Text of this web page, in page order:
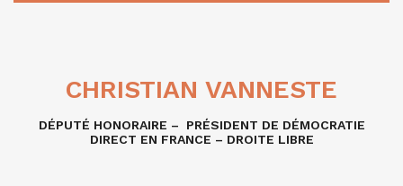
CHRISTIAN VANNESTE
DÉPUTÉ HONORAIRE – PRÉSIDENT DE DÉMOCRATIE
DIRECT EN FRANCE – DROITE LIBRE